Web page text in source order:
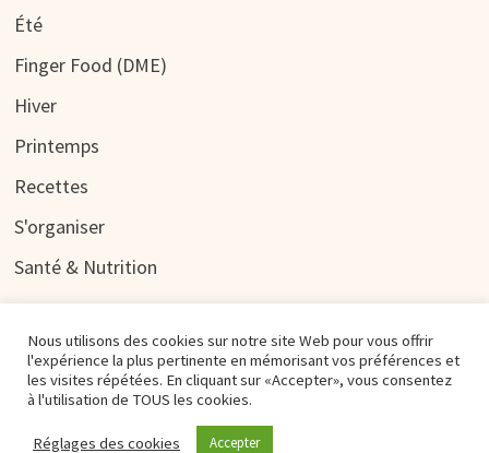
Été
Finger Food (DME)
Hiver
Printemps
Recettes
S'organiser
Santé & Nutrition
BÉBÉ À TABLE. Alimenté par
Nous utilisons des cookies sur notre site Web pour vous offrir
l'expérience la plus pertinente en mémorisant vos préférences et
les visites répétées. En cliquant sur «Accepter», vous consentez
à l'utilisation de TOUS les cookies.
Réglages des cookies Accepter